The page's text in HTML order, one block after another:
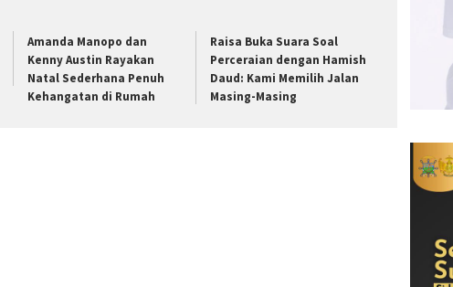
Amanda Manopo dan
Kenny Austin Rayakan
Natal Sederhana Penuh
Kehangatan di Rumah
Raisa Buka Suara Soal
Perceraian dengan Hamish
Daud: Kami Memilih Jalan
Masing-Masing